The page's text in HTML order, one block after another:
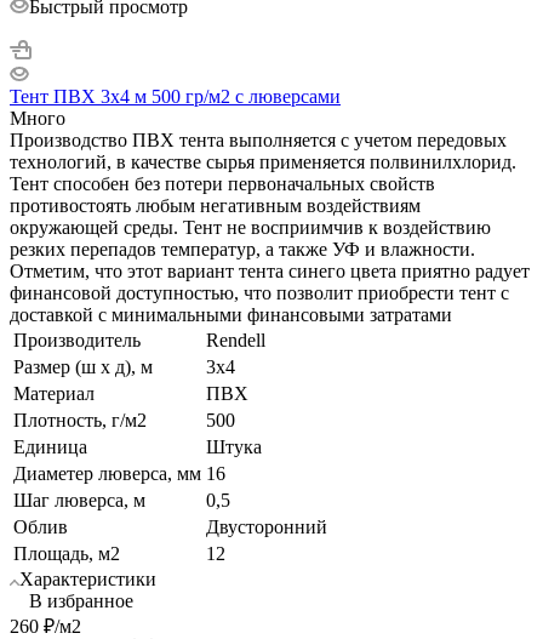
Быстрый просмотр
Тент ПВХ 3х4 м 500 гр/м2 с люверсами
Много
Производство ПВХ тента выполняется с учетом передовых
технологий, в качестве сырья применяется полвинилхлорид.
Тент способен без потери первоначальных свойств
противостоять любым негативным воздействиям
окружающей среды. Тент не восприимчив к воздействию
резких перепадов температур, а также УФ и влажности.
Отметим, что этот вариант тента синего цвета приятно радует
финансовой доступностью, что позволит приобрести тент с
доставкой с минимальными финансовыми затратами
Производитель
Rendell
Размер (ш х д), м
3х4
Материал
ПВХ
Плотность, г/м2
500
Единица
Штука
Диаметер люверса, мм 16
Шаг люверса, м
0,5
Облив
Двусторонний
Площадь, м2
12
Характеристики
В избранное
260 ₽/м2